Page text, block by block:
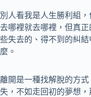
別人看我是人生勝利組
去哪裡就去哪裡，但真
些失去的、得不到的糾
麼。
離開是一種找解脫的方
失，不如走回初的夢想